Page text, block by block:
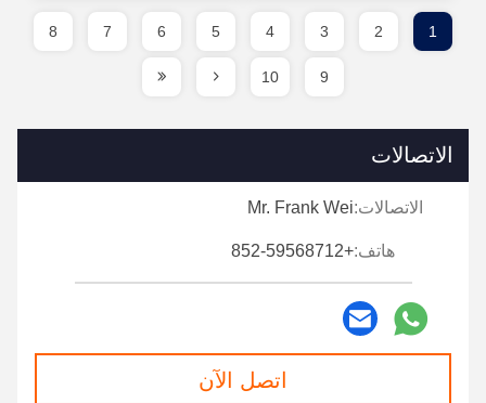
1
2
3
4
5
6
7
8
9
10
الاتصالات
الاتصالات:Mr. Frank Wei
هاتف:+852-59568712
اتصل الآن